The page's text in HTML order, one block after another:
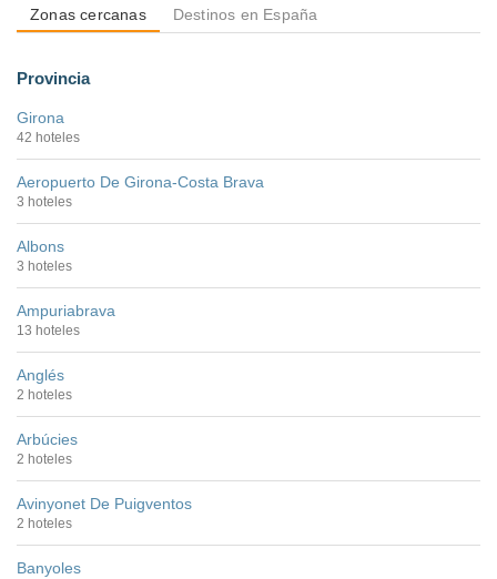
Zonas cercanas Destinos en España
Provincia
Girona
42 hoteles
Aeropuerto De Girona-Costa Brava
3 hoteles
Albons
3 hoteles
Ampuriabrava
13 hoteles
Anglés
2 hoteles
Arbúcies
2 hoteles
Avinyonet De Puigventos
2 hoteles
Banyoles